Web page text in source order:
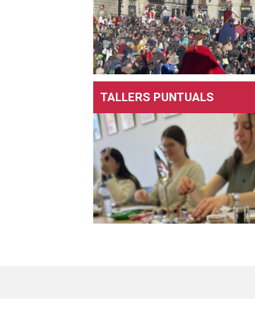
TALLERS PUNTUALS